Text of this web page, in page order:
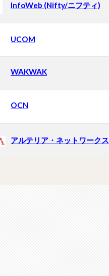
InfoWeb (Nifty/ニフティ)
UCOM
WAKWAK
OCN
アルテリア・ネットワークス